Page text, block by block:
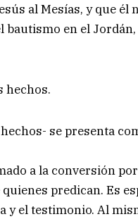
al Mesías, y que él
en el
hechos.
se presenta
a la conversión
predican. Es
y el testimonio. Al